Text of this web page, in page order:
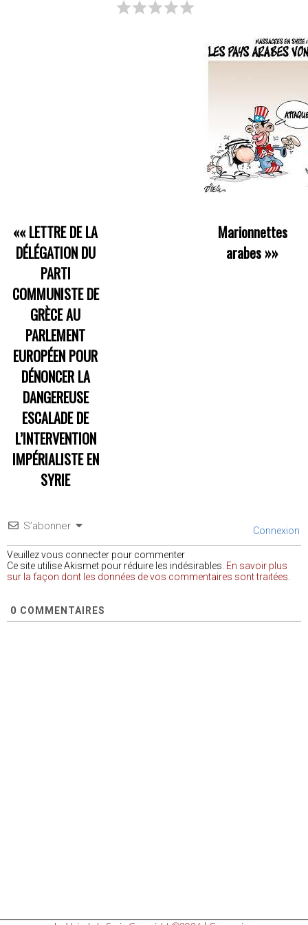
«« LETTRE DE LA
DÉLÉGATION DU
PARTI
COMMUNISTE DE
GRÈCE AU
PARLEMENT
EUROPÉEN POUR
DÉNONCER LA
DANGEREUSE
ESCALADE DE
L’INTERVENTION
IMPÉRIALISTE EN
SYRIE
Marionnettes
arabes »»
S’abonner Connexion
Veuillez vous connecter pour commenter
Ce site utilise Akismet pour réduire les indésirables. En savoir plus
sur la façon dont les données de vos commentaires sont traitées
0 COMMENTAIRES